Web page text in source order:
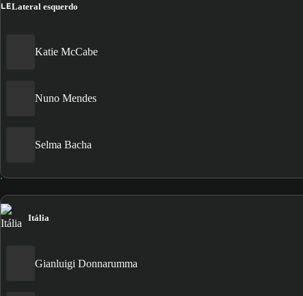
LELateral esquerdo
Katie McCabe
Nuno Mendes
Selma Bacha
Itália
Gianluigi Donnarumma